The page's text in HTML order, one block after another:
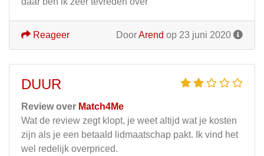
DoorArend op 23 juni 2020
Reageer
DUUR
Review over Match4Me
Wat de review zegt klopt, je weet altijd wat je kosten
zijn als je een betaald lidmaatschap pakt. Ik vind het
wel redelijk overpriced.